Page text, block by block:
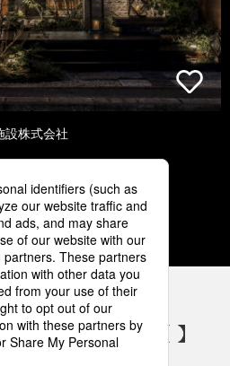
設株式会社
3 4 5
気設備 SNSアカウント